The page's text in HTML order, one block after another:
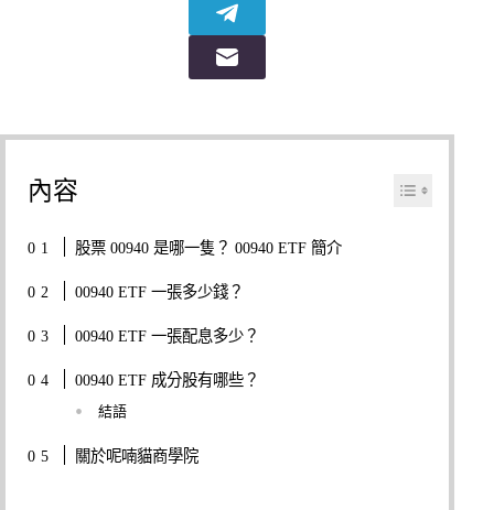
內容
股票 00940 是哪一隻？ 00940 ETF 簡介
00940 ETF 一張多少錢？
00940 ETF 一張配息多少？
00940 ETF 成分股有哪些？
結語
關於呢喃貓商學院